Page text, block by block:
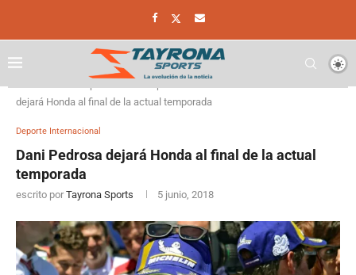
dejará Honda al final de la actual temporada
Deporte Internacional
Dani Pedrosa dejará Honda al final de la actual
temporada
escrito por Tayrona Sports 5 junio, 2018